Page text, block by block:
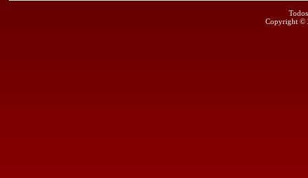
Copyright ©